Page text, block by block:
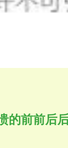
的前前后